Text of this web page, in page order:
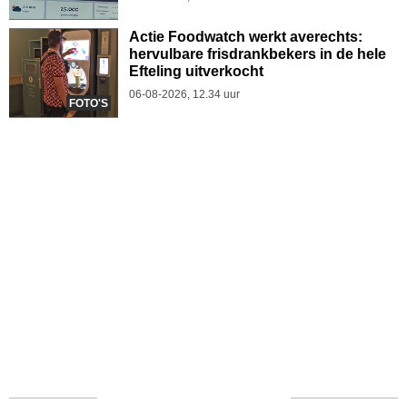
FOTO'S
Actie Foodwatch werkt averechts:
hervulbare frisdrankbekers in de hele
Efteling uitverkocht
06-08-2026, 12.34 uur